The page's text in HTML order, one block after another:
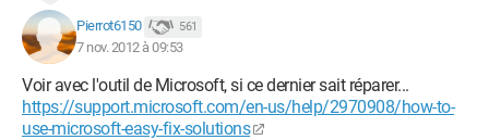
Pierrot6150 561
7 nov. 2012 à 09:53
Voir avec l'outil de Microsoft, si ce dernier sait réparer...
https://support.microsoft.com/en-us/help/2970908/how-to-
use-microsoft-easy-fix-solutions